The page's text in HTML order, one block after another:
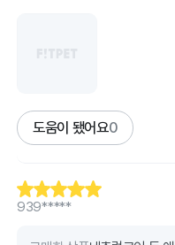
도움이 됐어요0
939*****